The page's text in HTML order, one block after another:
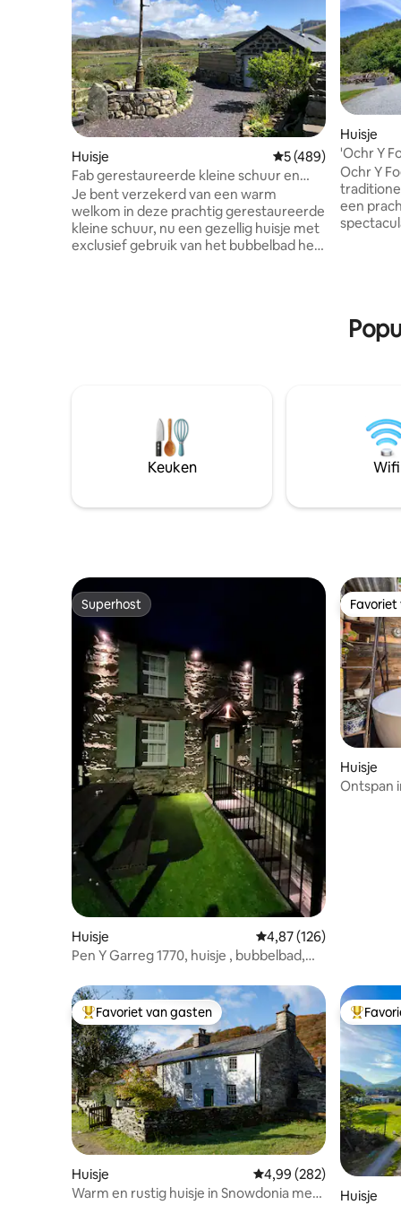
Huisje Gemiddelde
5 (489)
Fab gerestaureerde kleine schuur en
hottub in de buurt van Snowdonia
Je bent verzekerd van een warm
welkom in deze prachtig gerestaureerde
kleine schuur, nu een gezellig huisje met
exclusief gebruik van het bubbelbad het
persoon. Kom, verwen jezelf tijdens een
herstellende vakantie, verken een
prachtig gebied, Noord-Wales!
Huisje
'Ochr Y
Crafnant
Ochr Y
traditioneel,
een
Tourist Board.
vredige
Keuken Wifi
Superhost
Superhost
Huisje Gemiddelde
4,87 (126)
Pen Y Garreg 1770, huisje , bubbelbad,
Huisje
Ontspan
Topfavoriet van gasten
Favoriet van gasten
Huisje Gemiddelde
4,99 (282)
Warm en rustig huisje in Snowdonia met
Huisje